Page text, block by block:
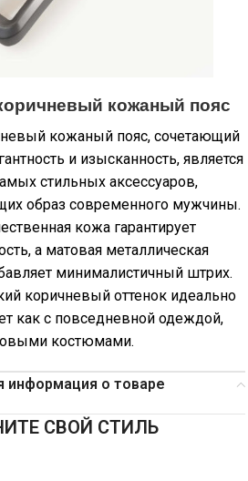
кожаный пояс
кожаный пояс, сочетающий
и изысканность, является
стильных аксессуаров,
образ современного мужчины.
кожа гарантирует
а матовая металлическая
минималистичный штрих.
коричневый оттенок идеально
как с повседневной одеждой,
костюмами.
информация о товаре
СВОЙ СТИЛЬ